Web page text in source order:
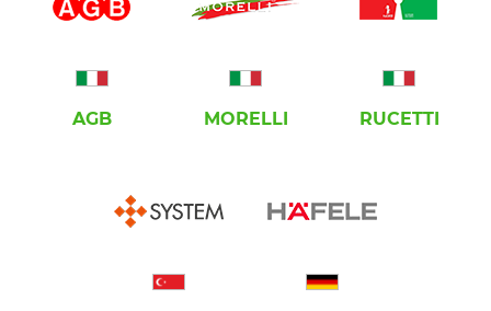
AGB MORELLI RUCETTI